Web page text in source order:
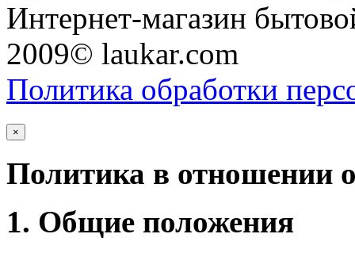
Интернет-магазин
2009© laukar.com
Политика обработки
×
Политика в отношении
1. Общие положения